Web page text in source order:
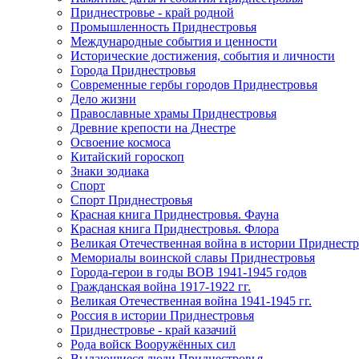
Приднестровье - край родной
Промышленность Приднестровья
Международные события и ценности
Исторические достижения, события и личности
Города Приднестровья
Современные гербы городов Приднестровья
Дело жизни
Православные храмы Приднестровья
Древние крепости на Днестре
Освоение космоса
Китайский гороскоп
Знаки зодиака
Спорт
Спорт Приднестровья
Красная книга Приднестровья. Фауна
Красная книга Приднестровья. Флора
Великая Отечественная война в истории
Мемориалы воинской славы Приднестровья
Города-герои в годы ВОВ 1941-1945 годов
Гражданская война 1917-1922 гг.
Великая Отечественная война 1941-1945 гг.
Россия в истории Приднестровья
Приднестровье - край казачий
Рода войск Вооружённых сил